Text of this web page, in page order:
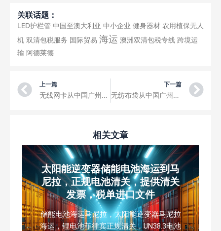
关联话题：
LED护栏管 中国至澳大利亚 中小企业 健身器材 农用植保无人
机 双清包税服务 国际贸易 海运 澳洲双清包税专线 跨境运
输 阿德莱德
Prev
上一篇
无线网卡从中国广州空运到老挝Laos 沙耶武里Xayaburi 电商小包裹国际快递
下一篇
无纺布袋从中国广州空运到巴基斯坦Pakistan 伊斯兰堡Islamabad 电商小包裹国际快递
相关文章
太阳能逆变器储能电池海运到马
尼拉，正规电池清关，提供清关
发票，税单进口文件
储能电池海运马尼拉，太阳能逆变器马尼拉
海运，锂电池菲律宾正规清关，UN38.3电池